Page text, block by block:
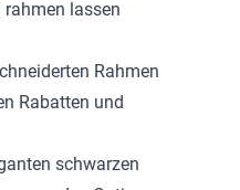
lassen
Rahmen
Rabatten und
schwarzen